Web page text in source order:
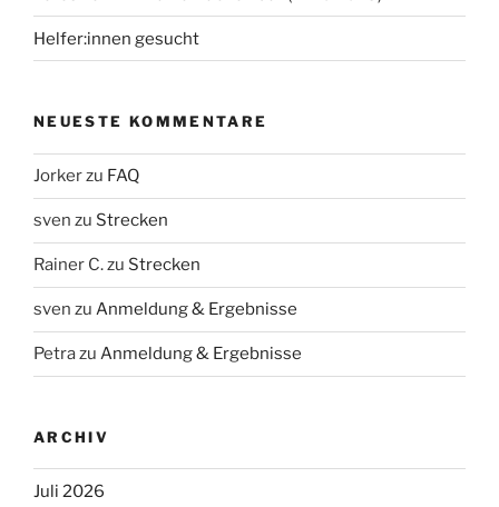
Helfer:innen gesucht
NEUESTE KOMMENTARE
Jorkerzu FAQ
sven zu Strecken
Rainer C.zu Strecken
sven zu Anmeldung & Ergebnisse
Petrazu Anmeldung & Ergebnisse
ARCHIV
Juli 2026